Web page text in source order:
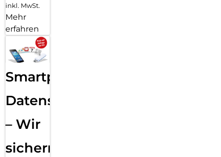
inkl. MwSt.
Mehr
erfahren
Smartphone
Datensicherung
– Wir
sichern